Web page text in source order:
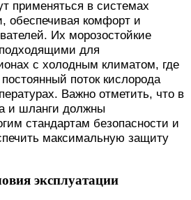
применяться в системах
обеспечивая комфорт и
Их морозостойкие
для
с холодным климатом, где
поток кислорода
Важно отметить, что в
и шланги должны
стандартам безопасности и
максимальную защиту
эксплуатации